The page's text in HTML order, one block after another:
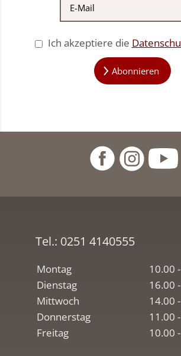
Ich akzeptiere die
Abonnieren
Tel.: 0251 4140555
Montag
10.00
Dienstag
16.00
Mittwoch
14.00
Donnerstag
11.00
Freitag
10.00